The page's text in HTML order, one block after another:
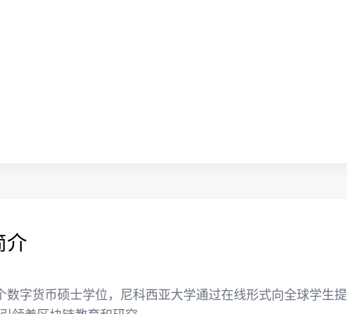
介
数字货币硕士学位，尼科西亚大学通过在线形式向全球学生提